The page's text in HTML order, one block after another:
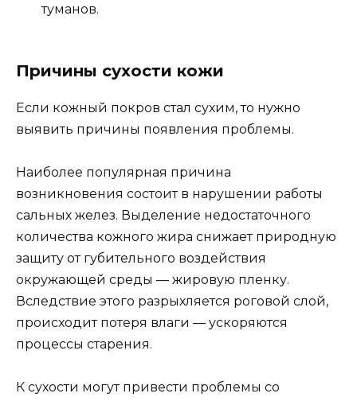
туманов.
Причины сухости кожи
Если кожный покров стал сухим, то нужно
выявить причины появления проблемы.
Наиболее популярная причина
возникновения состоит в нарушении работы
сальных желез. Выделение недостаточного
количества кожного жира снижает природную
защиту от губительного воздействия
окружающей среды — жировую пленку.
Вследствие этого разрыхляется роговой слой,
происходит потеря влаги — ускоряются
процессы старения.
К сухости могут привести проблемы со